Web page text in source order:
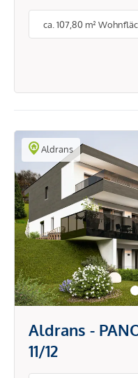
ca. 107,80 m²
Aldrans
Aldrans -
11/12